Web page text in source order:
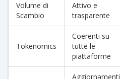
Volume di
Scambio
Attivo e
trasparente
Tokenomics
Coerenti su
tutte le
piattaforme
Aggiornamenti